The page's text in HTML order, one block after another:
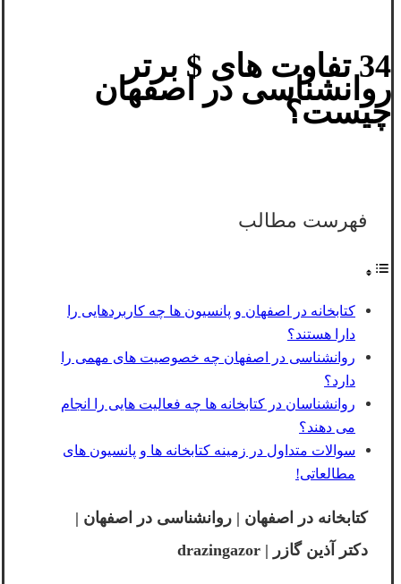
34 تفاوت های $ برتر
روانشناسی در اصفهان
چیست؟
فهرست مطالب
کتابخانه در اصفهان و پانسیون ها چه کاربردهایی را
دارا هستند؟
روانشناسی در اصفهان چه خصوصیت های مهمی را
دارد؟
روانشناسان در کتابخانه ها چه فعالیت هایی را انجام
می دهند؟
سوالات متداول در زمینه کتابخانه ها و پانسیون های
مطالعاتی!
کتابخانه در اصفهان | روانشناسی در اصفهان |
دکتر آذین گازر | drazingazor